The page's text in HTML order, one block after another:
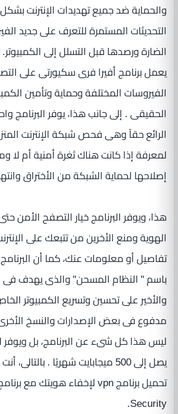
والحماية ضد جميع تهديدات الإنترنت
التحديثات المستمرة للتعرف على جديد
الضارة ورصدها قبل التسلل إلى
يعمل برنامج أفيرا فرى سكيورتى على
الفيروسات المختلفة وحماية وتأمين
الحقيقى . إلى جانب هذا، يوفر البرنامج
الرائع حقاً وهى فحص شبكة الإنترنت
لمعرفة إذا كانت هناك ثغرة أمنية أم
إصلاحها لحماية الشبكة من الأختراق
هذا، ويوفر البرنامج خيار التصفح الأمن
الهوية ومنع الأخرين من تتبعك على
تفاصيل أو معلومات عنك، كما أن
باسم " النظام المسحن" والذى يهدف فى
والأخير على تحسين وتسريع الكمبيوتر
مدفوع فى بعض الإصدارات والنسخ
يصل إلى 500 ميجابايت شهريًا .
Security.